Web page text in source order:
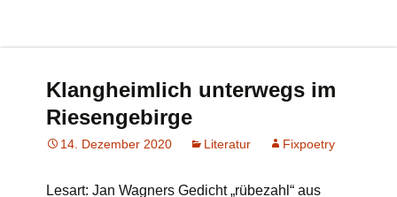
Klangheimlich unterwegs im
Riesengebirge
14. Dezember 2020 Literatur Fixpoetry
Lesart: Jan Wagners Gedicht „rübezahl“ aus